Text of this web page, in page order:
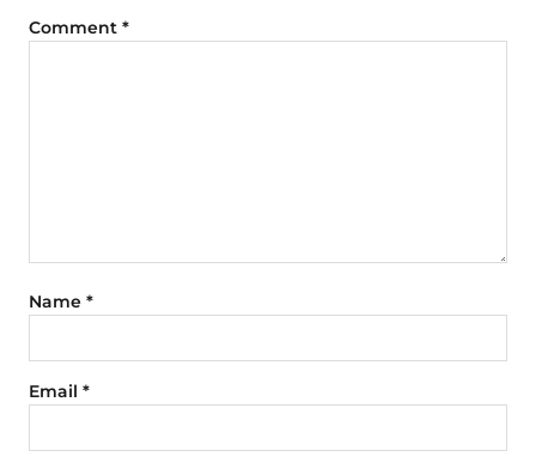
Comment *
Name *
Email *